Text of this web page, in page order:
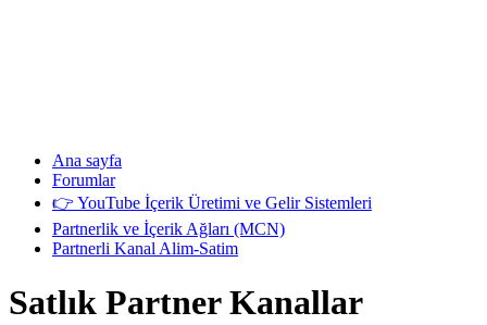
Ana sayfa
Forumlar
👉 YouTube İçerik Üretimi ve Gelir Sistemleri
Partnerlik ve İçerik Ağları (MCN)
Partnerli Kanal Alim-Satim
Satlık Partner Kanallar